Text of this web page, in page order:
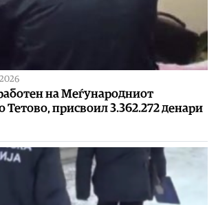
на Меѓународниот
Тетово, присвоил 3.362.272 денари